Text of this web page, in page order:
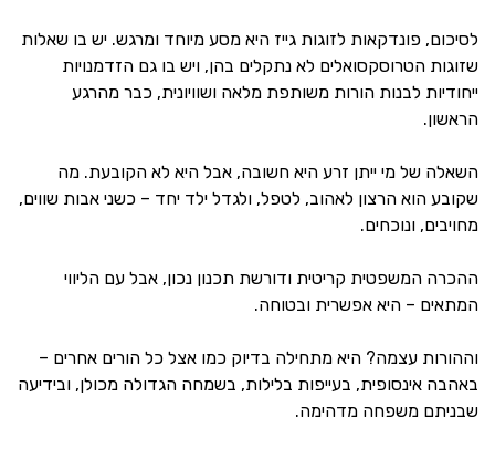
לסיכום, פונדקאות לזוגות גייז היא מסע מיוחד ומרגש. יש בו שאלות
שזוגות הטרוסקסואלים לא נתקלים בהן, ויש בו גם הזדמנויות
ייחודיות לבנות הורות משותפת מלאה ושוויונית, כבר מהרגע
הראשון.
השאלה של מי ייתן זרע היא חשובה, אבל היא לא הקובעת. מה
שקובע הוא הרצון לאהוב, לטפל, ולגדל ילד יחד – כשני אבות שווים,
מחויבים, ונוכחים.
ההכרה המשפטית קריטית ודורשת תכנון נכון, אבל עם הליווי
המתאים – היא אפשרית ובטוחה.
וההורות עצמה? היא מתחילה בדיוק כמו אצל כל הורים אחרים –
באהבה אינסופית, בעייפות בלילות, בשמחה הגדולה מכולן, ובידיעה
שבניתם משפחה מדהימה.